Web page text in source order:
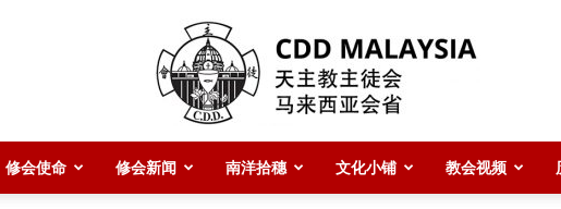
CDD
修会使命 修会新闻 南洋拾穗 文化小铺 教会视频